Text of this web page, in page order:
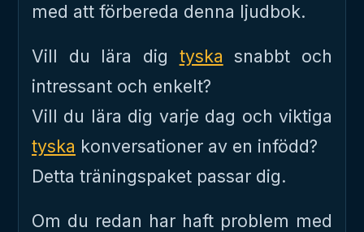
med att förbereda denna ljudbok.
Vill du lära dig tyska snabbt och
intressant och enkelt?
Vill du lära dig varje dag och viktiga
tyska konversationer av en infödd?
Detta träningspaket passar dig.
Om du redan har haft problem med